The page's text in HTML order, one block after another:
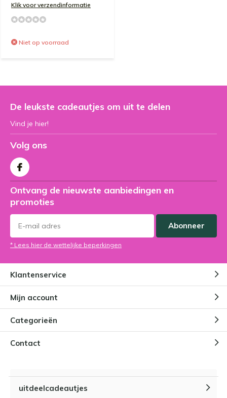
Klik voor verzendinformatie
Niet op voorraad
De leukste cadeautjes om uit te delen
Vind je hier!
Volg ons
Ontvang de nieuwste aanbiedingen en
promoties
Abonneer
* Lees hier de wettelijke beperkingen
Klantenservice
Mijn account
Categorieën
Contact
uitdeelcadeautjes